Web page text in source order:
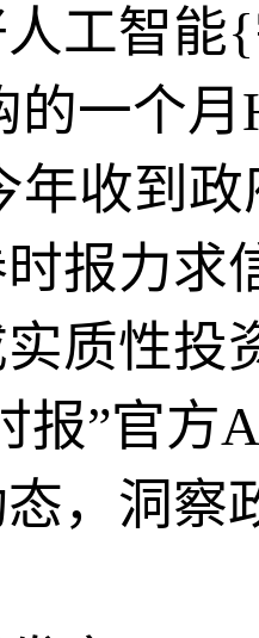
工智能
的一个月
年收到政
报力求
质性投
报”官方
，洞察